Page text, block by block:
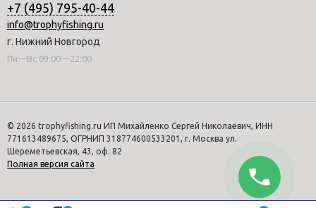
+7 (495) 795-40-44
info@trophyfishing.ru
г. Нижний Новгород
Пн—Вс 09:00—22:00
© 2026 trophyfishing.ru ИП Михайленко Сергей Николаевич, ИНН
771613489675, ОГРНИП 318774600533201, г. Москва ул.
Шереметьевская, 43, оф. 82
Полная версия сайта